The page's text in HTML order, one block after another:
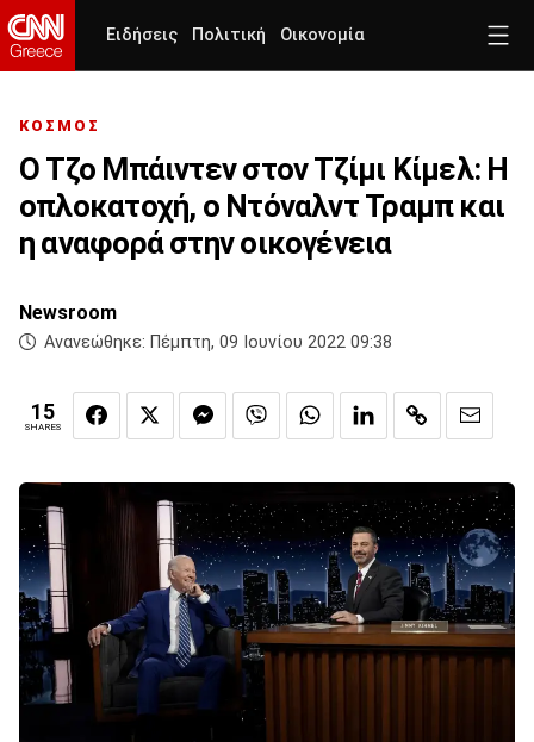
Ειδήσεις Πολιτική Οικονομία
ΚΟΣΜΟΣ
Ο Τζο Μπάιντεν στον Τζίμι Κίμελ: Η
οπλοκατοχή, ο Ντόναλντ Τραμπ και
η αναφορά στην οικογένεια
Newsroom
Ανανεώθηκε: Πέμπτη, 09 Ιουνίου 2022 09:38
15
SHARES